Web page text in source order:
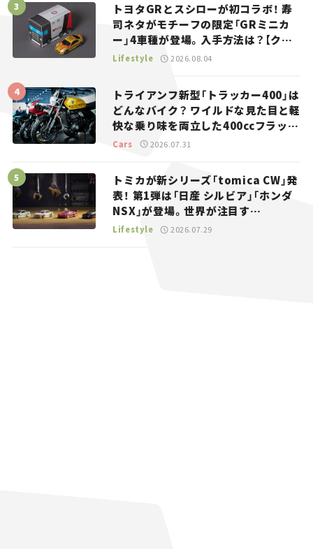
トヨタGRとスシローが初コラボ！ 寿
司ネタがモチーフの限定「GRミニカ
ー」4車種が登場。入手方法は？【クル
マとホビー】
Lifestyle 2026.08.04
トライアンフ新型「トラッカー400」は
どんなバイク？ ワイルドな見た目と軽
快な乗り味を両立した400ccフラット
トラッカー【試乗レビュー】
Cars 2026.07.31
トミカが新シリーズ「tomica CW」発
表！ 第1弾は「日産 シルビア」「ホンダ
NSX」が登場。世界が注目す
る“JDM”に焦点【クルマとホビー】
Lifestyle 2026.07.29